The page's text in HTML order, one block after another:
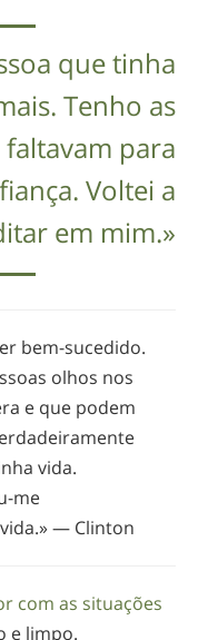
que tinha
Tenho as
para
Voltei a
em mim.»
bem-sucedido.
olhos nos
e que podem
vida.
me
— Clinton
com as situações
e limpo.